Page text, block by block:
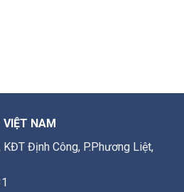
VIỆT NAM
Định Công, P.Phương Liệt,